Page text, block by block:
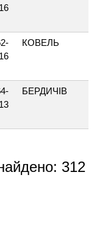
КОВЕЛЬ
БЕРДИЧІВ
312